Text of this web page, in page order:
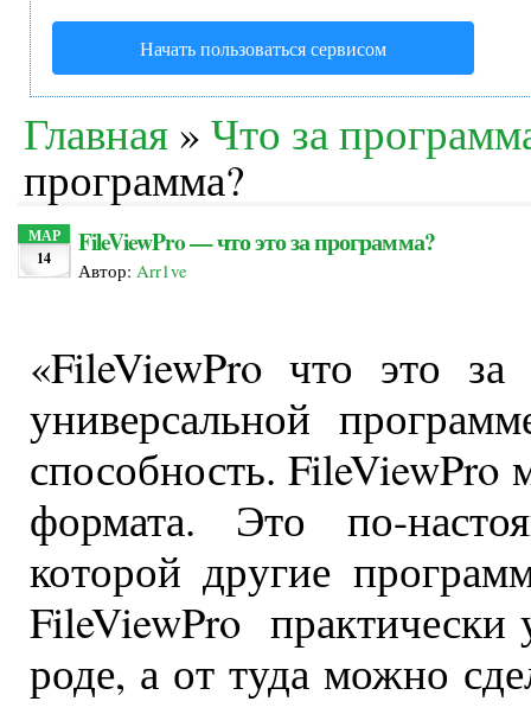
Начать пользоваться сервисом
Главная» Что за
программа?
МАР
14
FileViewPro — что это за программа?
Автор: Arr1ve
«FileViewPro что это
универсальной
способность.
формата. Это по-
которой другие
FileViewPro практически
роде, а от туда можно